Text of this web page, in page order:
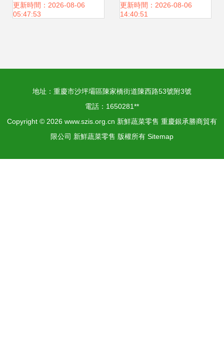
更新時間：2026-08-06
05:47:53
520給你最新鮮的
更新時間：2026-08-06
14:40:51
地址：重慶市沙坪壩區陳家橋街道陳西路53號附3號
電話：1650281**
Copyright © 2026 www.szis.org.cn 新鮮蔬菜零售 重慶銀承勝商貿有
限公司 新鮮蔬菜零售 版權所有 Sitemap